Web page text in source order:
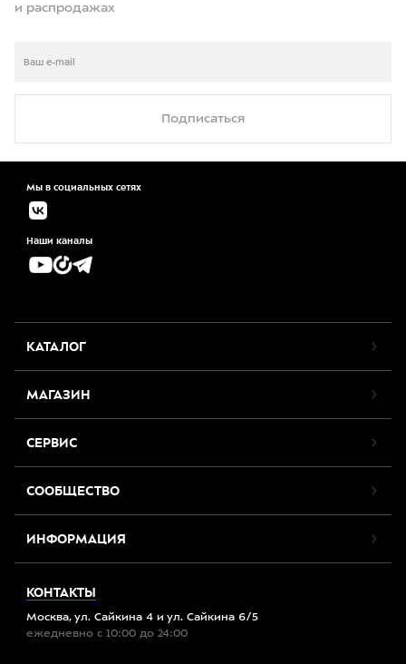
и распродажах
Подписаться
Мы в социальных сетях
Наши каналы
КАТАЛОГ
МАГАЗИН
СЕРВИС
СООБЩЕСТВО
ИНФОРМАЦИЯ
КОНТАКТЫ
Москва, ул. Сайкина 4 и ул. Сайкина 6/5
ежедневно с 10:00 до 24:00